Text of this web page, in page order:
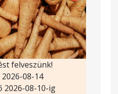
felveszünk!
08-14
2026-08-10-ig